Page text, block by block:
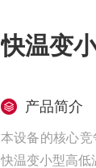
快温变
产品简介
本设备的核心
快温变小型高低